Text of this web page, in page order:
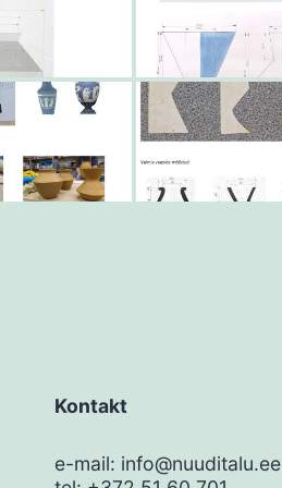
Kontakt
e-mail: info@nuuditalu.ee